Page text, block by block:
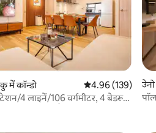
में कॉन्डो औसत रेटिंग 5 में से
4.96 (139)
4 लाइनें/106 वर्गमीटर, 4 बेडरूम